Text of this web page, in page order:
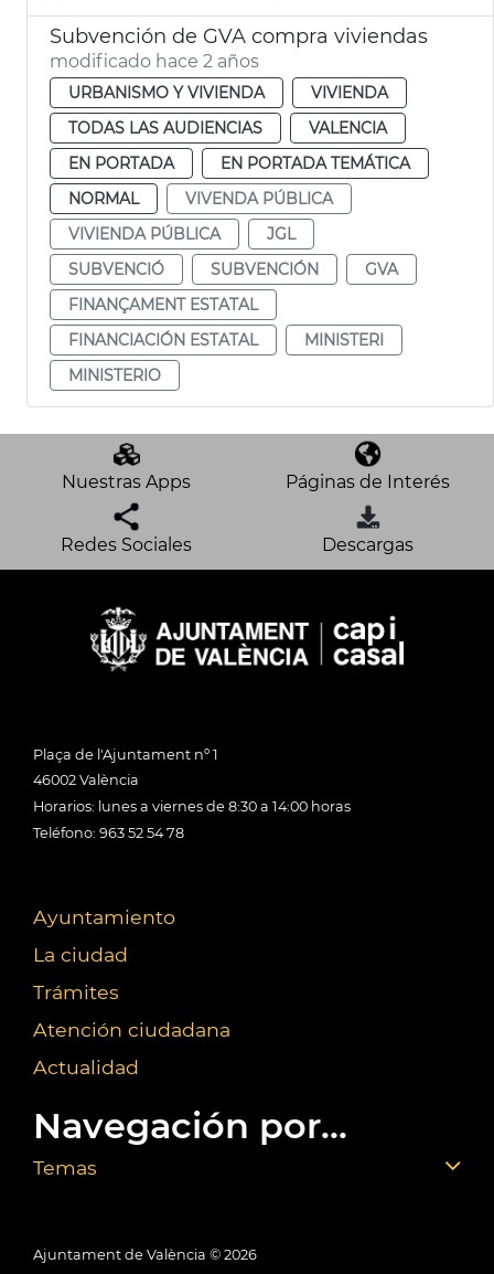
Subvención de GVA compra viviendas
modificado hace 2 años
URBANISMO Y VIVIENDA
VIVIENDA
TODAS LAS AUDIENCIAS
VALENCIA
EN PORTADA
EN PORTADA TEMÁTICA
NORMAL
VIVENDA PÚBLICA
VIVIENDA PÚBLICA
JGL
SUBVENCIÓ
SUBVENCIÓN
GVA
FINANÇAMENT ESTATAL
FINANCIACIÓN ESTATAL
MINISTERI
MINISTERIO
Nuestras Apps Páginas de Interés
Redes Sociales Descargas
Plaça de l'Ajuntament nº 1
46002 València
Horarios: lunes a viernes de 8:30 a 14:00 horas
Teléfono: 963 52 54 78
Ayuntamiento
La ciudad
Trámites
Atención ciudadana
Actualidad
Navegación por...
Temas
Ajuntament de València © 2026